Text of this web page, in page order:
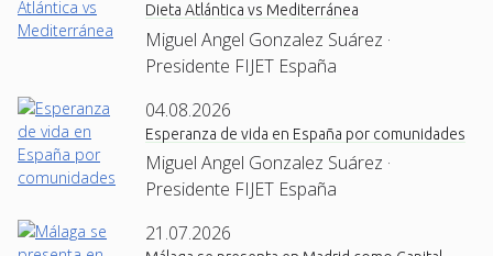
Dieta Atlántica vs Mediterránea
Miguel Angel Gonzalez Suárez ·
Presidente FIJET España
04.08.2026
Esperanza de vida en España por comunidades
Miguel Angel Gonzalez Suárez ·
Presidente FIJET España
21.07.2026